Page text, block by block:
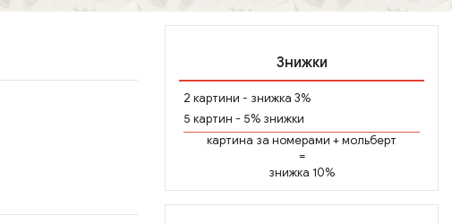
Знижки
2 картини - знижка 3%
5 картин - 5% знижки
картина за номерами +мольберт
=
знижка 10%